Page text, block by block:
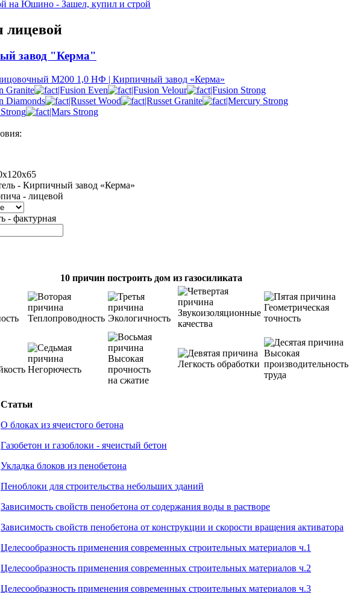
лицевой
завод "Керма"
М200 1,0 НФ | Кирпичный завод «Керма»
- Кирпичный завод «Керма»
- лицевой
- фактурная
10 причин построить дом из газосиликата
Теплопроводность Экологичность
Звукоизоляционные
качества
Геометрическая
точность
Негорючесть
Высокая
прочность
на сжатие
Легкость обработки
Высокая
производительность
труда
Статьи
О блоках из ячеистого бетона
Газобетон и газоблоки - ячеистый бетон
Укладка блоков из пенобетона
Пеноблоки для строительства небольших зданий
Зависимость свойств пенобетона от содержания воды в растворе
Зависимость свойств пенобетона от конструкции и скорости вращения активатора
Целесообразность применения современных строительных материалов ч.1
Целесообразность применения современных строительных материалов ч.2
Целесообразность применения современных строительных материалов ч.3